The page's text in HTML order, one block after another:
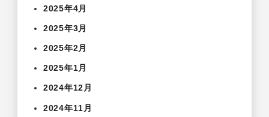
2025年4月
2025年3月
2025年2月
2025年1月
2024年12月
2024年11月